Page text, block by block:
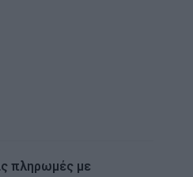
πληρωμές με